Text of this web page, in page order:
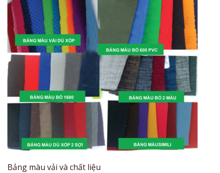
Bảng màu vải và chất liệu